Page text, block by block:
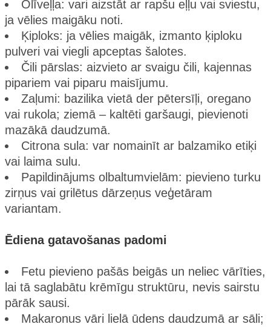
Olīveļļa: vari aizstāt ar rapšu eļļu vai sviestu,
ja vēlies maigāku noti.
Ķiploks: ja vēlies maigāk, izmanto ķiploku
pulveri vai viegli apceptas šalotes.
Čili pārslas: aizvieto ar svaigu čili, kajennas
pipariem vai piparu maisījumu.
Zaļumi: bazilika vietā der pētersīļi, oregano
vai rukola; ziemā – kaltēti garšaugi, pievienoti
mazākā daudzumā.
Citrona sula: var nomainīt ar balzamiko etiķi
vai laima sulu.
Papildinājums olbaltumvielām: pievieno turku
zirņus vai grilētus dārzeņus veģetāram
variantam.
Ēdiena gatavošanas padomi
Fetu pievieno pašās beigās un neliec vārīties,
lai tā saglabātu krēmīgu struktūru, nevis sairstu
pārāk sausi.
Makaronus vāri lielā ūdens daudzumā ar sāli;